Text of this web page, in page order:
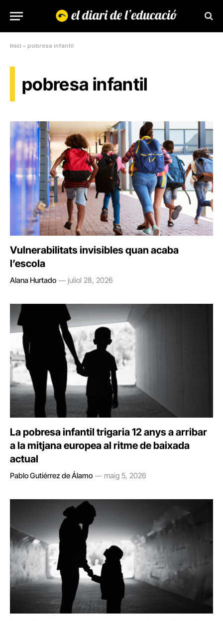
Inici » pobresa infantil
pobresa infantil
Vulnerabilitats invisibles quan acaba
l’escola
Alana Hurtado juliol 28, 2026
La pobresa infantil trigaria 12 anys a arribar
a la mitjana europea al ritme de baixada
actual
Pablo Gutiérrez de Álamo maig 5, 2026